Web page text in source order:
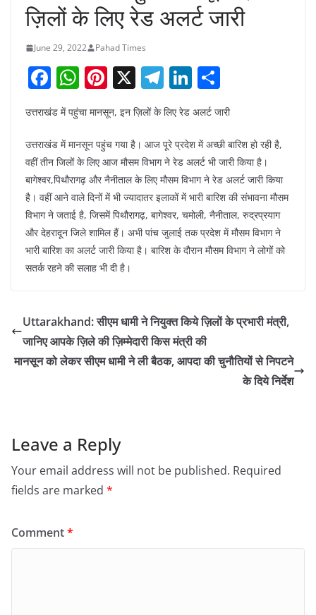
ज़िलों के लिए रेड अलर्ट जारी
June 29, 2022 Pahad Times
F
a
c
e
b
o
o
k
W
at
s
A
p
p
Pi
er
e
st
X T
el
e
gr
a
m
Li
k
e
dI
n
h
ar
e
उत्तराखंड में पहुंचा मानसून, इन ज़िलों के लिए रेड अलर्ट जारी
उत्तराखंड में मानसून पहुंच गया है। आज पूरे प्रदेश में अच्छी बारिश हो रही है,
वहीं तीन जिलों के लिए आज मौसम विभाग ने रेड अलर्ट भी जारी किया है।
बागेश्वर,पिथौरागढ़ और नैनीताल के लिए मौसम विभाग ने रेड अलर्ट जारी किया
है। वहीं आने वाले दिनों में भी ज्यादातर इलाकों में भारी बारिश की संभावना मौसम
विभाग ने जताई है, जिसमें पिथौरागढ़, बागेश्वर, चमोली, नैनीताल, रुद्रप्रयाग
और देहरादून जिले शामिल हैं। अभी पांच जुलाई तक प्रदेश में मौसम विभाग ने
भारी बारिश का अलर्ट जारी किया है। बारिश के दौरान मौसम विभाग ने लोगों को
सतर्क रहने की सलाह भी दी है।
Uttarakhand: सीएम धामी ने नियुक्त किये ज़िलों के प्रभारी मंत्री,
जानिए आपके ज़िले की ज़िम्मेदारी किस मंत्री की
मानसून को लेकर सीएम धामी ने ली बैठक, आपदा की चुनौतियों से निपटने
के दिये निर्देश
Leave a Reply
Your email address will not be published. Required
fields are marked *
Comment*